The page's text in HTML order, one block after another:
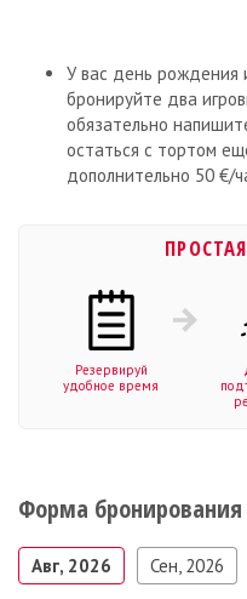
У вас день рождения
бронируйте два
обязательно
остаться с тортом
дополнительно 50 €/
Резервируй
удобное время
Форма бронирования
Авг, 2026 Сен, 2026